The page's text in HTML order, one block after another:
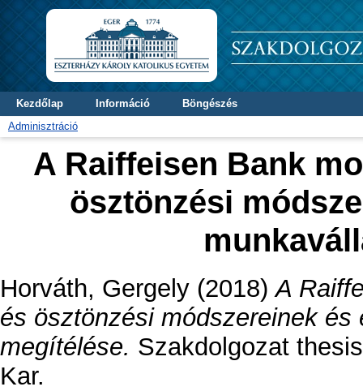
Kezdőlap Információ
Böngészés
Adminisztráció
A Raiffeisen Bank
ösztönzési
Horváth, Gergely (2018)A
és ösztönzési módszereinek
megítélése. Szakdolgozat
Kar.